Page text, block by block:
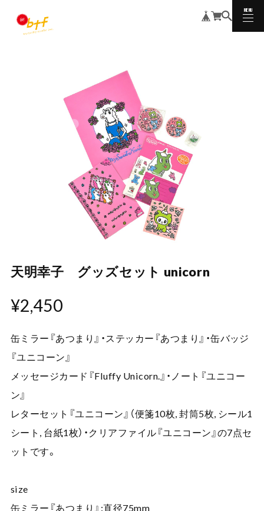
MENU
CLOSE
天明幸子 グッズセット unicorn
¥2,450
缶ミラー『あつまり』・ステッカー『あつまり』・缶バッジ
『ユニコーン』
メッセージカード『Fluffy Unicorn.』・ノート『ユニコー
ン』
レターセット『ユニコーン』（便箋10枚, 封筒5枚, シール1
シート, 台紙1枚）・クリアファイル『ユニコーン』の7点セ
ットです。
size
缶ミラー『あつまり』:直径75mm